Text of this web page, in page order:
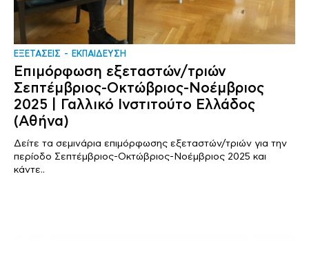
ΕΞΕΤΑΣΕΙΣ ΕΚΠΑΙΔΕΥΣΗ
Επιμόρφωση εξεταστών/τριών
Σεπτέμβριος-Οκτώβριος-Νοέμβριος
2025 | Γαλλικό Ινστιτούτο Ελλάδος
(Αθήνα)
Δείτε τα σεμινάρια επιμόρφωσης εξεταστών/τριών για την
περίοδο Σεπτέμβριος-Οκτώβριος-Νοέμβριος 2025 και
κάντε..